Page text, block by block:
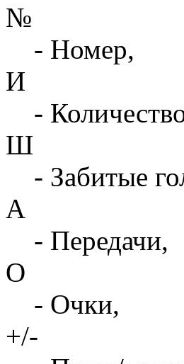
№
- Номер,
И
-
Ш
- Забитые
А
- Передачи,
О
- Очки,
+/-